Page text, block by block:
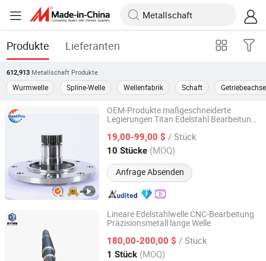
Produkte Lieferanten
612,913 Metallschaft Produkte
Wurmwelle Spline-Welle Wellenfabrik Schaft Getriebeachse
OEM-Produkte maßgeschneiderte
Legierungen Titan Edelstahl Bearbeitung
maßgeschneiderte Bearbeitung Metallteil
für Getriebeachse Motor Engine Pumpe
19,00-99,00 $ / Stück
10 Stücke (MOQ)
Anfrage Absenden
Bestpro (Ningbo) Precision Manufacturing Co., Ltd
Zhejiang, China Seit 2024
Lineare Edelstahlwelle CNC-Bearbeitung
Präzisionsmetall lange Welle
180,00-200,00 $ / Stück
1 Stück (MOQ)
Luoyang Deyu Machinery& Technology Co., Ltd.
Henan, China Seit 2025